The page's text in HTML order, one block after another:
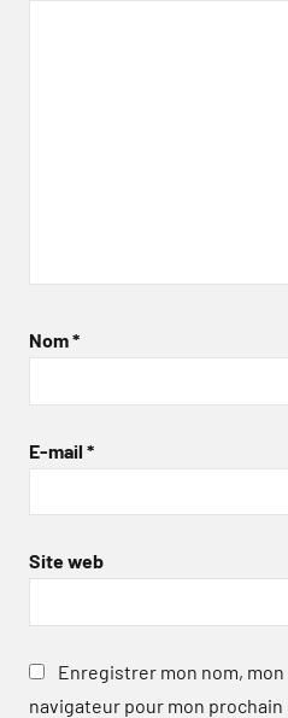
Nom*
E-mail *
Site web
Enregistrer mon nom,
navigateur pour mon prochain